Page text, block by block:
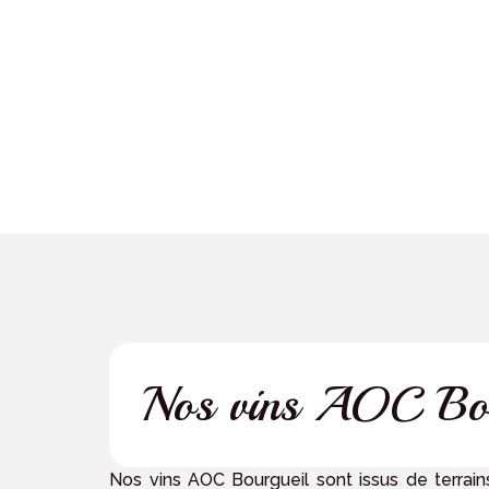
Nos vins AOC
Nos vins AOC Bourgueil sont issus de